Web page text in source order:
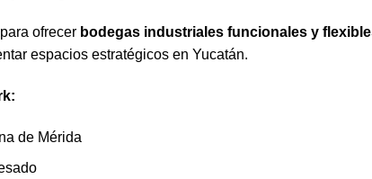
ofrecer bodegas industriales funcionales y
espacios estratégicos en Yucatán.
de Mérida